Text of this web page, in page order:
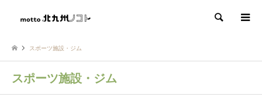
検索
スポーツ施設・ジム
スポーツ施設・ジム